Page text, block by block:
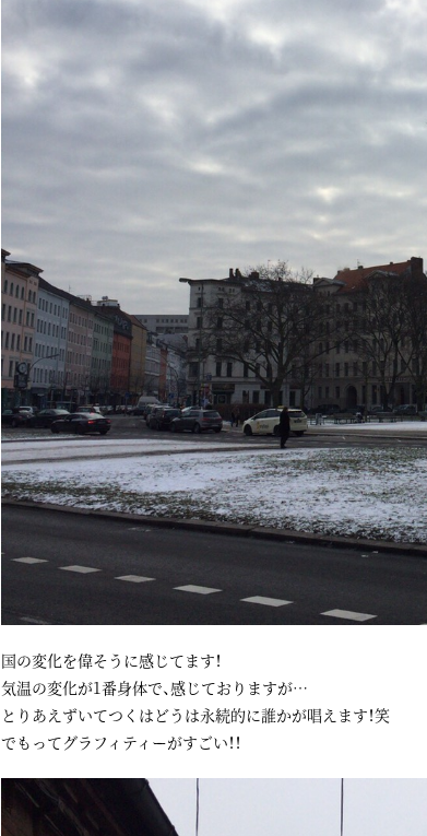
国の変化を偉そうに感じてます！
気温の変化が1番身体で、感じておりますが…
とりあえずいてつくはどうは永続的に誰かが唱えます！笑
でもってグラフィティーがすごい！！